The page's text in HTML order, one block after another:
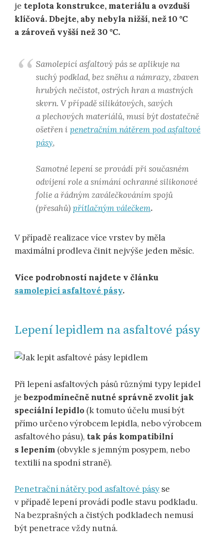
je teplota konstrukce, materiálu a ovzduší
klíčová. Dbejte, aby nebyla nižší, než 10 °C
a zároveň vyšší než 30 °C.
Samolepicí asfaltový pás se aplikuje na
suchý podklad, bez sněhu a námrazy, zbaven
hrubých nečistot, ostrých hran a mastných
skvrn. V případě silikátových, savých
a plechových materiálů, musí být dostatečně
ošetřen i penetračním nátěrem pod asfaltové
pásy,
Samotné lepení se provádí při současném
odvíjení role a snímání ochranné silikonové
folie a řádným zaválečkováním spojů
(přesahů)přítlačným válečkem.
V případě realizace více vrstev by měla
maximální prodleva činit nejvýše jeden měsíc.
Více podrobností najdete v článku
samolepicí asfaltové pásy.
Lepení lepidlem na asfaltové pásy
Při lepení asfaltových pásů různými typy lepidel
jebezpodmínečně nutné správně zvolit jak
speciální lepidlo (k tomuto účelu musí být
přímo určeno výrobcem lepidla, nebo výrobcem
asfaltového pásu), tak pás kompatibilní
s lepením (obvykle s jemným posypem, nebo
textilií na spodní straně).
Penetrační nátěry pod asfaltové pásy se
v případě lepení provádí podle stavu podkladu.
Na bezprašných a čistých podkladech nemusí
být penetrace vždy nutná.